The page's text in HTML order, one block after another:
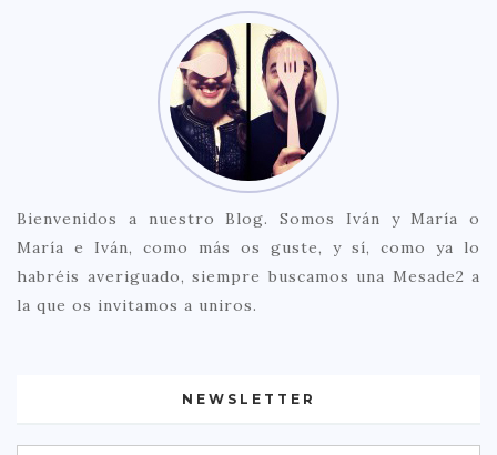
Bienvenidos a nuestro Blog. Somos Iván y María o
María e Iván, como más os guste, y sí, como ya lo
habréis averiguado, siempre buscamos una Mesade2 a
la que os invitamos a uniros.
NEWSLETTER